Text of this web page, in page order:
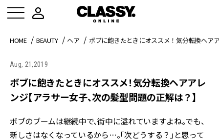
HOME BEAUTY ヘア ボブに飽きたときにオススメ！気分転換ヘア
Aug, 21,2019
ボブに飽きたときにオススメ！気分転換ヘアアレ
ンジ【アラサー女子、次の髪型問題の正解は？】
ボブのブームは継続中で、街中に溢れていますよね。でも、
新しさはなくなっているから…。「次どうする？」と思って